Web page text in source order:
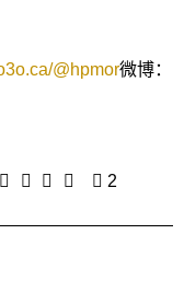
@hpmor微博：
2